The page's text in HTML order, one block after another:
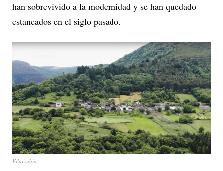
han sobrevivido a la modernidad y se han quedado
estancados en el siglo pasado.
Vilarxubín